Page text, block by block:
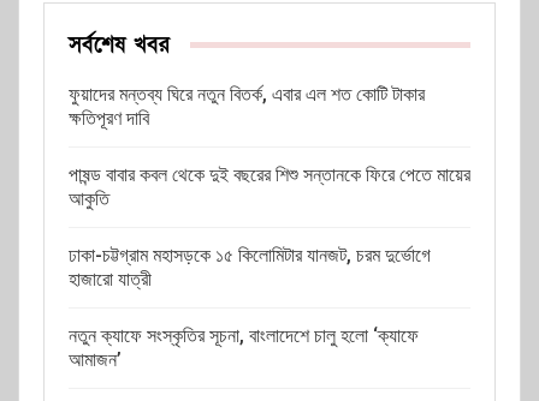
সর্বশেষ খবর
ফুয়াদের মন্তব্য ঘিরে নতুন বিতর্ক, এবার এল শত কোটি টাকার
ক্ষতিপূরণ দাবি
পাষন্ড বাবার কবল থেকে দুই বছরের শিশু সন্তানকে ফিরে পেতে মায়ের
আকুতি
ঢাকা-চট্টগ্রাম মহাসড়কে ১৫ কিলোমিটার যানজট, চরম দুর্ভোগে
হাজারো যাত্রী
নতুন ক্যাফে সংস্কৃতির সূচনা, বাংলাদেশে চালু হলো ‘ক্যাফে
আমাজন’